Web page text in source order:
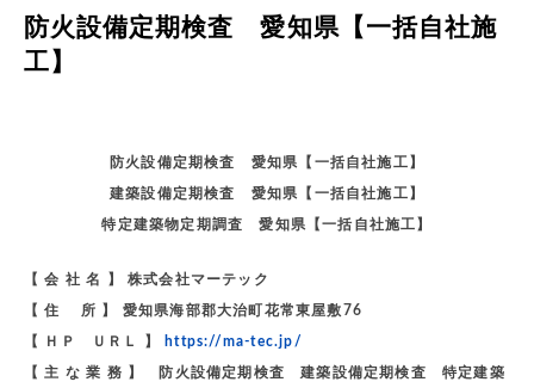
防火設備定期検査 愛知県【一括自社施
工】
防火設備定期検査 愛知県【一括自社施工】
建築設備定期検査 愛知県【一括自社施工】
特定建築物定期調査 愛知県【一括自社施工】
【 会 社 名 】 株式会社マーテック
【 住 所 】 愛知県海部郡大治町花常東屋敷76
【 ＨＰ ＵＲＬ 】 https://ma-tec.jp/
【 主 な 業 務 】 防火設備定期検査 建築設備定期検査 特定建築